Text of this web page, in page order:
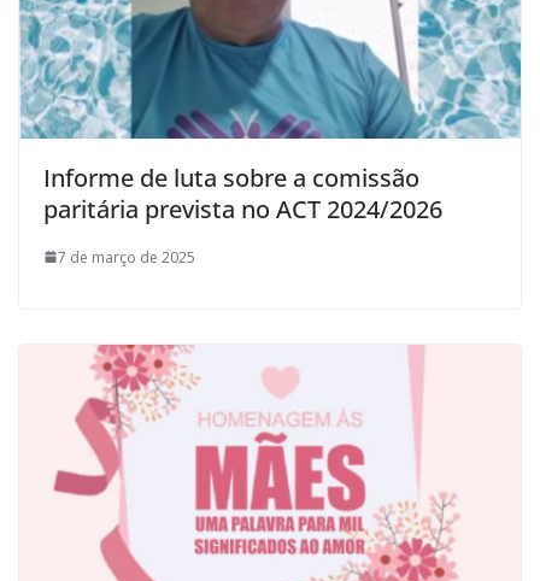
Informe de luta sobre a comissão
paritária prevista no ACT 2024/2026
7 de março de 2025